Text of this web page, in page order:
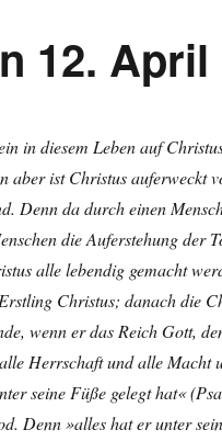
12. April
in diesem Leben auf
aber ist Christus auferweckt
Denn da durch einen
die Auferstehung der
alle lebendig gemacht
Christus; danach die
wenn er das Reich Gott,
Herrschaft und alle Macht
seine Füße gelegt hat«
Denn »alles hat er unter